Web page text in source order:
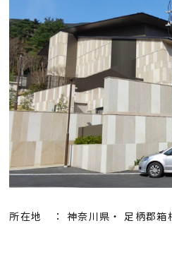
お知らせ
お問い合わせ
プライバシーポリシー
所在地 ： 神奈川県・ 足柄郡箱